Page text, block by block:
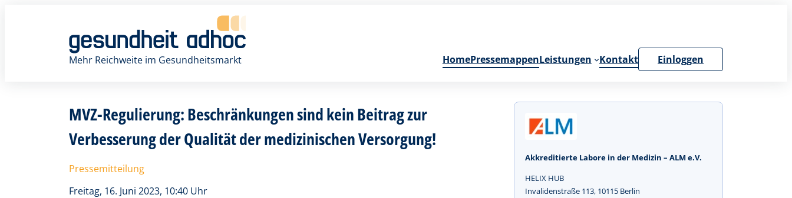
Mehr Reichweite im Gesundheitsmarkt
HomePressemappenLeistungen Kontakt Einloggen
MVZ-Regulierung: Beschränkungen sind kein Beitrag zur
Verbesserung der Qualität der medizinischen Versorgung!
Pressemitteilung
Freitag, 16. Juni 2023, 10:40 Uhr
Akkreditierte Labore in der Medizin – ALM e.V.
HELIX HUB
Invalidenstraße 113, 10115 Berlin